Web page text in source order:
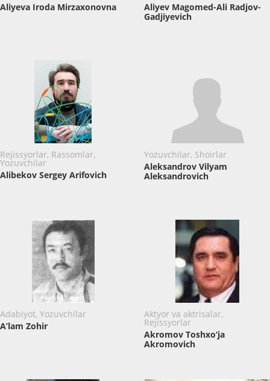
Aliyeva Iroda Mirzaxonovna
Aliyev Magomed-Ali Radjov-
Gadjiyevich
Rejissyorlar, Rassomlar,
Yozuvchilar
Alibekov Sergey Arifovich
Yozuvchilar, Shoirlar
Aleksandrov Vilyam
Aleksandrovich
Adabiyot, Yozuvchilar
A’lam Zohir
Aktyor va aktrisalar,
Rejissyorlar
Akromov Toshxo‘ja
Akromovich